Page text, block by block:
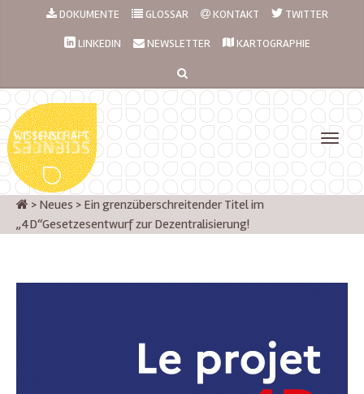
DOKUMENTE GLOSSAR KONTAKT TWITTER
LINKEDIN NEWSLETTER KARTOGRAPHIE
> Neues > Ein grenzüberschreitender Titel im
„4D“Gesetzesentwurf zur Dezentralisierung!